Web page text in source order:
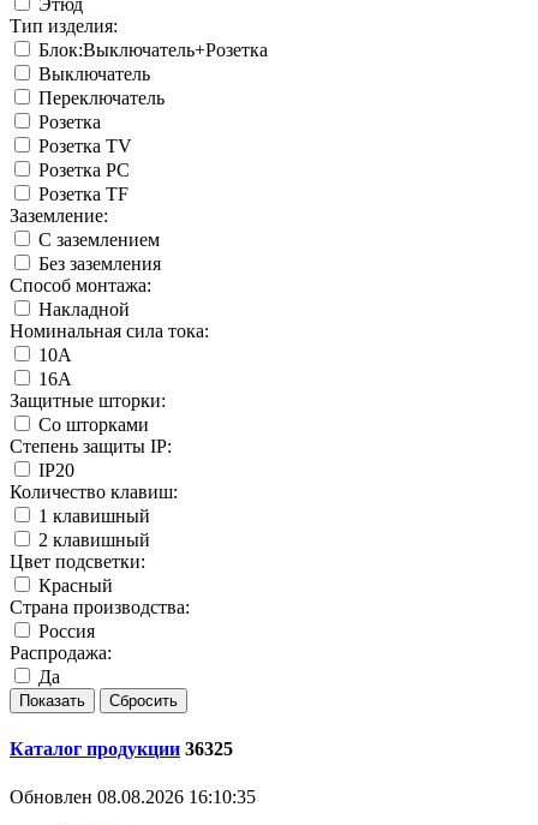
Этюд
Тип изделия:
Блок:Выключатель+Розетка
Выключатель
Переключатель
Розетка
Розетка TV
Розетка PC
Розетка TF
Заземление:
С заземлением
Без заземления
Способ монтажа:
Накладной
Номинальная сила тока:
10А
16А
Защитные шторки:
Со шторками
Степень защиты IP:
IP20
Количество клавиш:
1 клавишный
2 клавишный
Цвет подсветки:
Красный
Страна производства:
Россия
Распродажа:
Да
Каталог продукции 36325
Обновлен 08.08.2026 16:10:35